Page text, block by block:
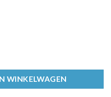
WINKELWAGEN